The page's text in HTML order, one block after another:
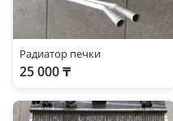
Радиатор печки
25 000 ₸